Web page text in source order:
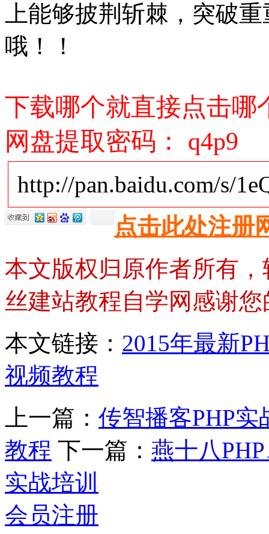
上能够披荆斩棘，突破
哦！！
下载哪个就直接点击哪
网盘提取密码：
q4p9
http://pan.baidu.com/s/
点击此处注册
本文版权归原作者所有
丝建站教程自学网感谢
本文链接： 2015年最新
视频教程
上一篇： 传智播客PHP
教程 下一篇： 燕十八
实战培训
会员注册